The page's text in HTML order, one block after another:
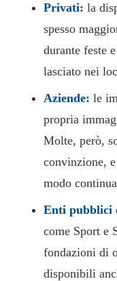
Privati: la
spesso
durante feste
lasciato nei
Aziende: le
propria
Molte, però,
convinzione,
modo
Enti pubblici
come Sport e
fondazioni di
disponibili